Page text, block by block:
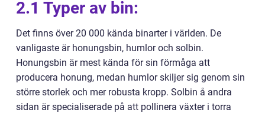
2.1 Typer av bin:
Det finns över 20 000 kända binarter i världen. De
vanligaste är honungsbin, humlor och solbin.
Honungsbin är mest kända för sin förmåga att
producera honung, medan humlor skiljer sig genom sin
större storlek och mer robusta kropp. Solbin å andra
sidan är specialiserade på att pollinera växter i torra